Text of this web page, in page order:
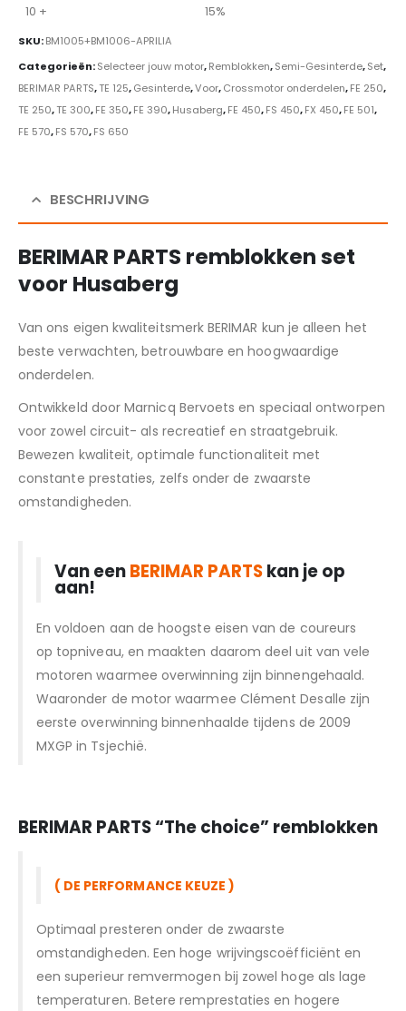
10 + 15%
SKU:BM1005+BM1006-APRILIA
Categorieën:Selecteer jouw motor,Remblokken,Semi-Gesinterde,Set,
BERIMAR PARTS,TE 125,Gesinterde,Voor,Crossmotor onderdelen,FE 250,
TE 250,TE 300,FE 350,FE 390,Husaberg,FE 450,FS 450,FX 450,FE 501,
FE 570,FS 570,FS 650
BESCHRIJVING
BERIMAR PARTS remblokken set
voor Husaberg
Van ons eigen kwaliteitsmerk BERIMAR kun je alleen het
beste verwachten, betrouwbare en hoogwaardige
onderdelen.
Ontwikkeld door Marnicq Bervoets en speciaal ontworpen
voor zowel circuit- als recreatief en straatgebruik.
Bewezen kwaliteit, optimale functionaliteit met
constante prestaties, zelfs onder de zwaarste
omstandigheden.
Van een BERIMAR PARTSkan je op
aan!
En voldoen aan de hoogste eisen van de coureurs
op topniveau, en maakten daarom deel uit van vele
motoren waarmee overwinning zijn binnengehaald.
Waaronder de motor waarmee Clément Desalle zijn
eerste overwinning binnenhaalde tijdens de 2009
MXGP in Tsjechië.
BERIMAR PARTS “The choice” remblokken
( DE PERFORMANCE KEUZE )
Optimaal presteren onder de zwaarste
omstandigheden. Een hoge wrijvingscoëfficiënt en
een superieur remvermogen bij zowel hoge als lage
temperaturen. Betere remprestaties en hogere